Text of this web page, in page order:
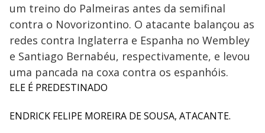
um treino do Palmeiras antes da semifinal
contra o Novorizontino. O atacante balançou as
redes contra Inglaterra e Espanha no Wembley
e Santiago Bernabéu, respectivamente, e levou
uma pancada na coxa contra os espanhóis.
ELE É PREDESTINADO
ENDRICK FELIPE MOREIRA DE SOUSA, ATACANTE.